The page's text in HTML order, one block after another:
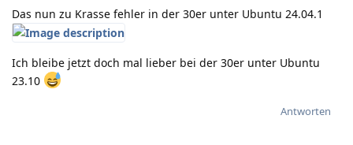
Das nun zu Krasse fehler in der 30er unter Ubuntu 24.04.1
Ich bleibe jetzt doch mal lieber bei der 30er unter Ubuntu
23.10
Antworten